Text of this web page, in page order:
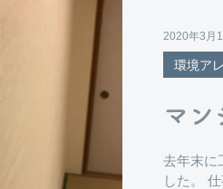
点検・測定・分析
外装
オーガニックフード
マン
去年末に
した。
環境ア
2020年3月